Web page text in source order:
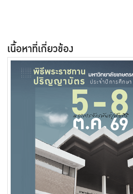
เนื้อหาที่เกี่ยวข้อง